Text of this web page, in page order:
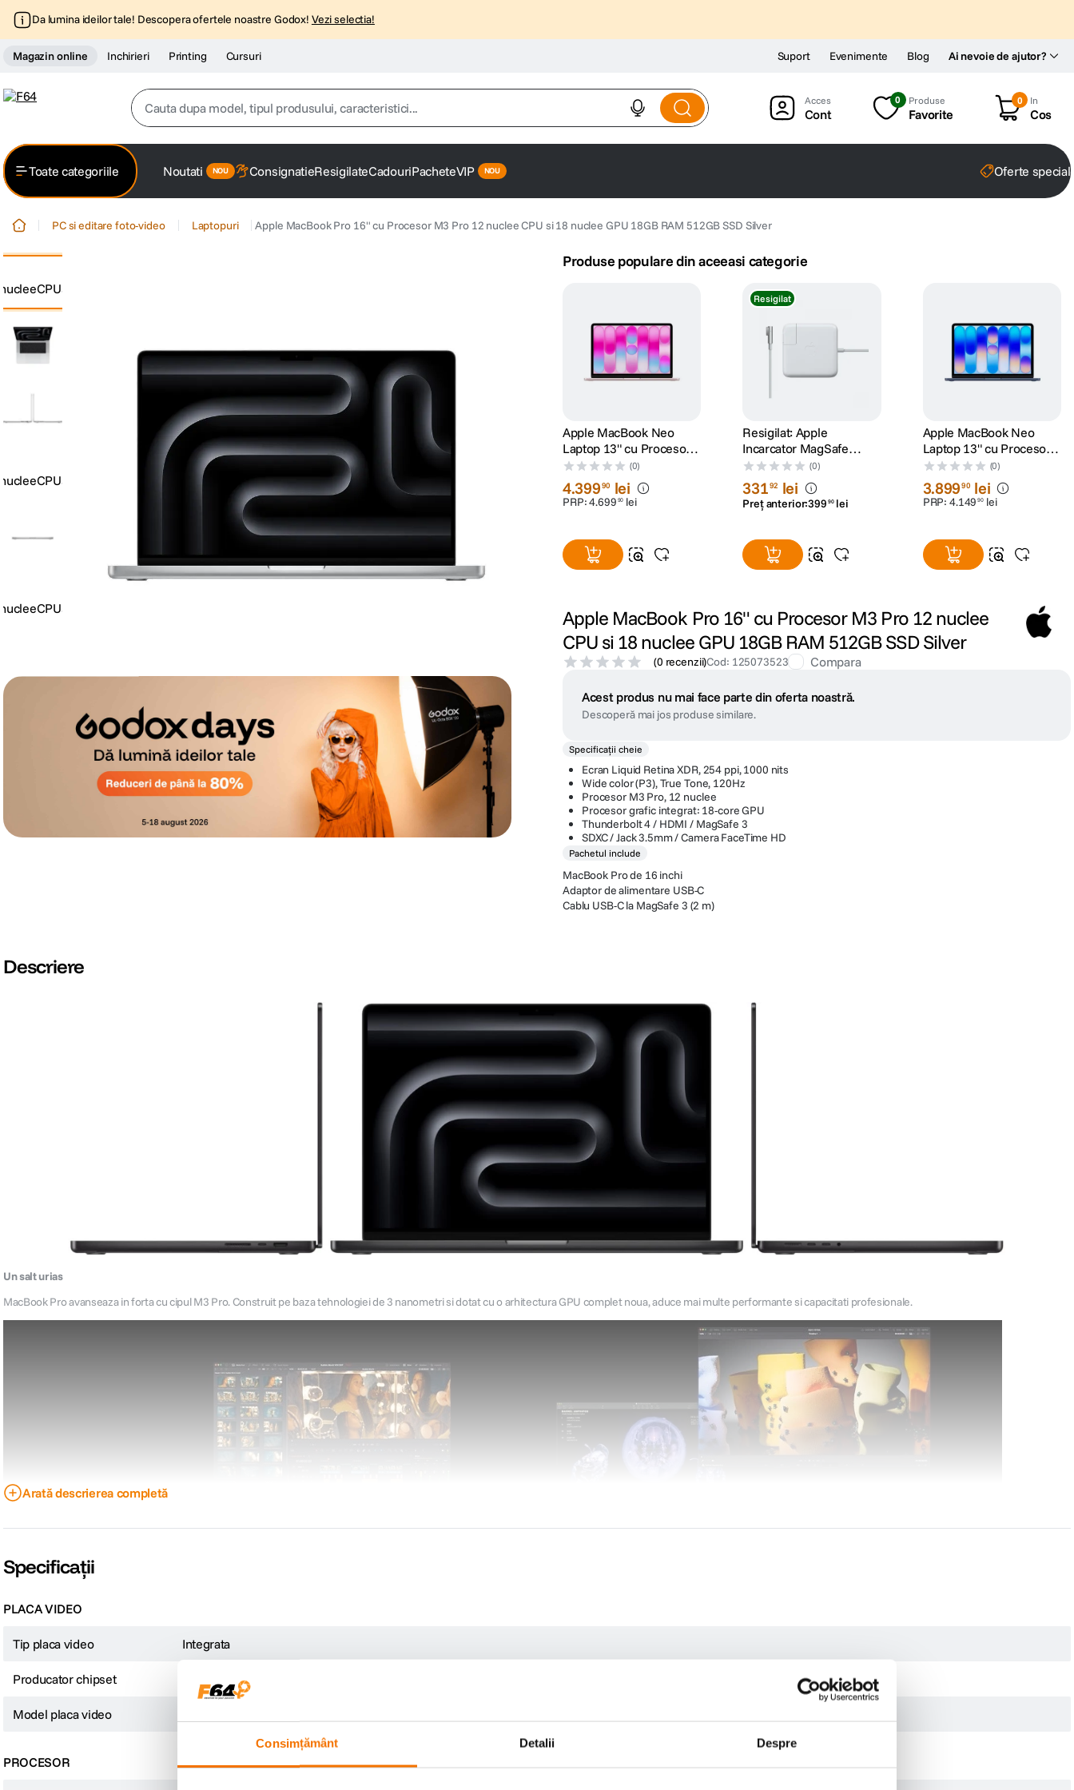
Consimțământ Detalii Despre
Da lumina ideilor tale! Descopera ofertele noastre Godox! Vezi selectia!
Magazin online Inchirieri Printing Cursuri Ai nevoie de ajutor?
Suport Evenimente Blog
Cauta dupa model, tipul produsului, caracteristici...
trepied
7. card memorie
8 ulanzi
insta 360
Cont
0 Produse
Favorite
0 In
Cos
Toate categoriile Noutati ConsignatieResigilateCadouriPacheteVIP Oferte
PC si editare foto-video Laptopuri Apple MacBook Pro 16" cu Procesor M3 Pro 12 nuclee CPU si 18 nuclee GPU 18GB RAM 512GB SSD Silver
Produse populare din aceeasi categorie
Apple MacBook Neo
Laptop 13" cu Procesor
A18 Pro 6 nuclee CPU si
5 nuclee GPU 8GB RAM
512GB SSD Blush
(0)
4.39990 lei
PRP:4.699 90 lei
Resigilat
Resigilat: Apple
Incarcator MagSafe
pentru MacBook Pro 15"
si 17" 85W Alb -
RS125074040-1
(0)
33192 lei
Preț anterior:399 90 lei
Apple MacBook Neo
Laptop 13" cu Procesor
A18 Pro 6 nuclee CPU si
5 nuclee GPU 8GB RAM
256GB SSD Indigo
(0)
3.89990 lei
PRP: 4.149 90 lei
Apple MacBook Pro 16" cu Procesor M3 Pro 12 nuclee
CPU si 18 nuclee GPU 18GB RAM 512GB SSD Silver
(0 recenzii)Cod: 125073523 Compara
Acest produs nu mai face parte din oferta noastră.
Descoperă mai jos produse similare.
Specificații cheie
Ecran Liquid Retina XDR, 254 ppi, 1000 nits
Wide color (P3), True Tone, 120Hz
Procesor M3 Pro, 12 nuclee
Procesor grafic integrat: 18-core GPU
Thunderbolt 4 / HDMI / MagSafe 3
SDXC / Jack 3.5mm / Camera FaceTime HD
Pachetul include
MacBook Pro de 16 inchi
Adaptor de alimentare USB-C
Cablu USB-C la MagSafe 3 (2 m)
Descriere
Un salt urias
MacBook Pro avanseaza in forta cu cipul M3 Pro. Construit pe baza tehnologiei de 3 nanometri si dotat cu o arhitectura GPU complet noua, aduce mai multe performante si capacitati profesionale.
Arată descrierea completă
Specificații
PLACA VIDEO
Tip placa video Integrata
Producator chipset
Model placa video
PROCESOR